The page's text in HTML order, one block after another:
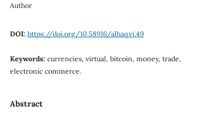
Author
DOI: https://doi.org/10.58916/alhaq.vi.49
Keywords: currencies, virtual, bitcoin, money, trade,
electronic commerce.
Abstract